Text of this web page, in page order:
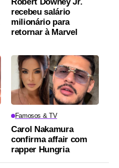
recebeu salário
milionário para
retornar à Marvel
Famosos & TV
Carol Nakamura
confirma affair com
rapper Hungria